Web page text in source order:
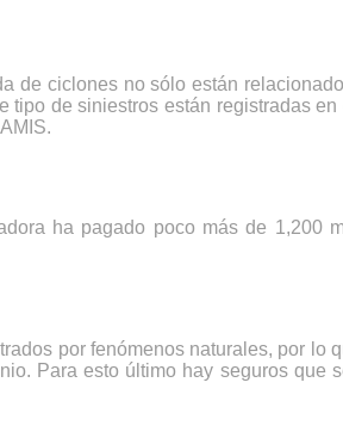
de ciclones no sólo están
de siniestros están registradas
ha pagado poco más de 1,200
por fenómenos naturales, por
Para esto último hay seguros